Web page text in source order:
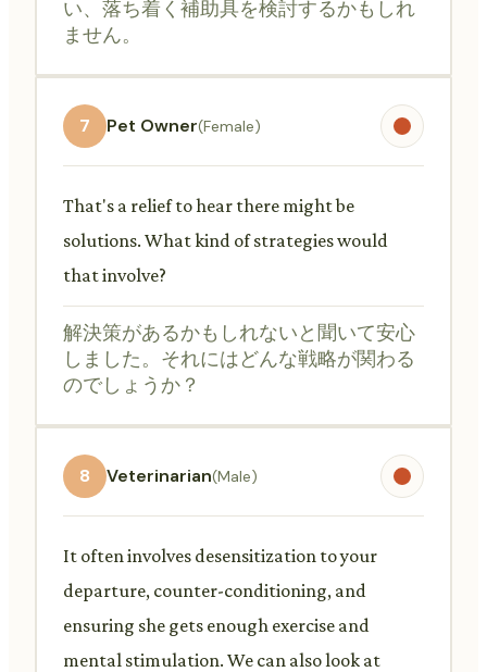
い、落ち着く補助具を検討するかもしれ
ません。
7 Pet Owner(Female)
That's a relief to hear there might be
solutions. What kind of strategies would
that involve?
解決策があるかもしれないと聞いて安心
しました。それにはどんな戦略が関わる
のでしょうか？
8 Veterinarian(Male)
It often involves desensitization to your
departure, counter-conditioning, and
ensuring she gets enough exercise and
mental stimulation. We can also look at